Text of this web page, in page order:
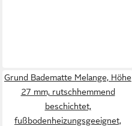
Grund Badematte Melange, Höhe
27 mm, rutschhemmend
beschichtet,
fußbodenheizungsgeeignet,